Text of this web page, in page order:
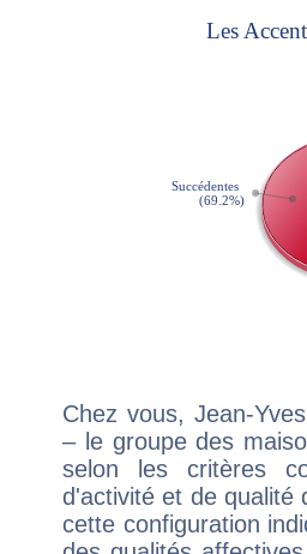
Chez vous, Jean-
– le groupe des
selon les critères
d'activité et de qualité
cette configuration